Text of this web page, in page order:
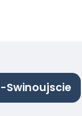
Swinoujscie